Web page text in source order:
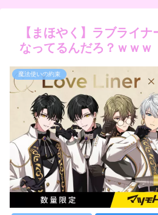
【まほやく】ラブライ
なってるんだろ？ｗｗｗ
魔法使いの約束